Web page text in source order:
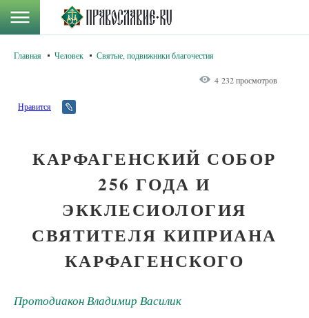
Главная Человек Святые, подвижники благочестия
4 232 просмотров
Нравится
КАРФАГЕНСКИЙ СОБОР
256 ГОДА И
ЭККЛЕСИОЛОГИЯ
СВЯТИТЕЛЯ КИПРИАНА
КАРФАГЕНСКОГО
Протодиакон Владимир Василик